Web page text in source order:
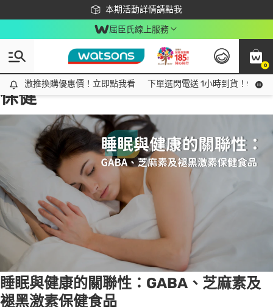
本期活動詳情請點我
下載app最高回饋$350
屈臣氏線上服務
0
激推換購優惠價！立即點我看
激推換購優惠價！立即點我看 下單選閃電送 1小時到貨！領神
All
話題趨勢
保健
睡眠與健康的關聯性：GABA、芝麻素及
褪黑激素保健食品